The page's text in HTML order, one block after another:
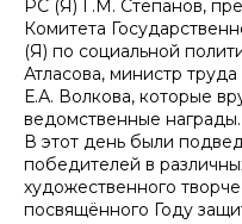
РС (Я) Г.М. Степанов,
Комитета
(Я) по социальной
Атласова, министр
Е.А. Волкова, которые
ведомственные награды.
В этот день были
победителей в
художественного
посвящённого Году